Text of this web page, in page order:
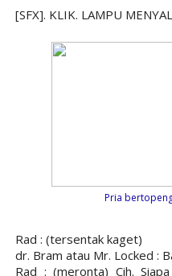
[SFX]. KLIK. LAMPU
Pria
Rad : (tersentak kaget)
dr. Bram atau Mr. Locked :
Rad : (meronta) Cih.